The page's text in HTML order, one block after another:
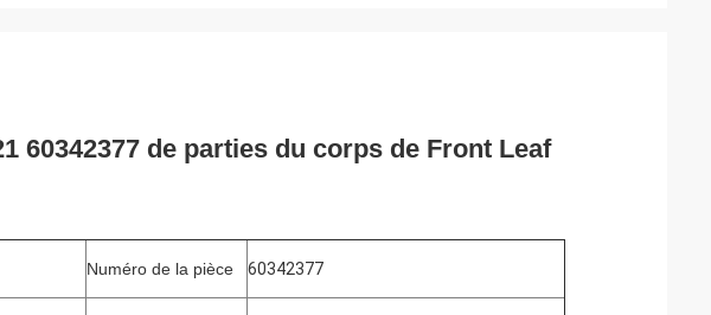
60342377 de parties du corps de Front Leaf
Numéro de la pièce 60342377